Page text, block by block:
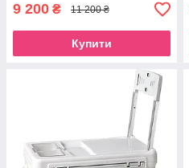
9 200 ₴ 11 200 ₴
Купити